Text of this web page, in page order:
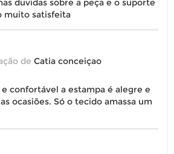
duvidas sobre a peça e o suporte
muito satisfeita
de Catia conceiçao
confortável a estampa é alegre e
ocasiões. Só o tecido amassa um